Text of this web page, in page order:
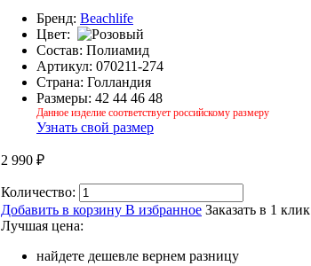
Бренд: Beachlife
Цвет:
Состав: Полиамид
Артикул: 070211-274
Страна: Голландия
Размеры: 42 44 46 48
Данное изделие соответствует российскому размеру
Узнать свой размер
2 990 ₽
Количество:
Добавить в корзину В избранное Заказать в 1 клик
Лучшая цена:
найдете дешевле вернем разницу